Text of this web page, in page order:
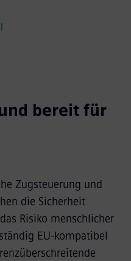
bereit für
Zugsteuerung und
die Sicherheit
Risiko menschlicher
EU-kompatibel